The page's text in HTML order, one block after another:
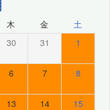
木 金 土
30 31 1
6 7 8
13 14 15